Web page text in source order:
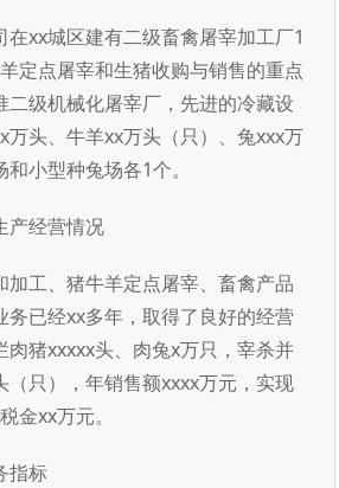
xx城区建有二级畜禽屠宰加工厂1
定点屠宰和生猪收购与销售的重点
二级机械化屠宰厂，先进的冷藏设
万头、牛羊xx万头（只）、兔xxx万
小型种兔场各1个。
产经营情况
加工、猪牛羊定点屠宰、畜禽产品
务已经xx多年，取得了良好的经营
肉猪xxxxx头、肉兔x万只，宰杀并
（只），年销售额xxxx万元，实现
金xx万元。
指标